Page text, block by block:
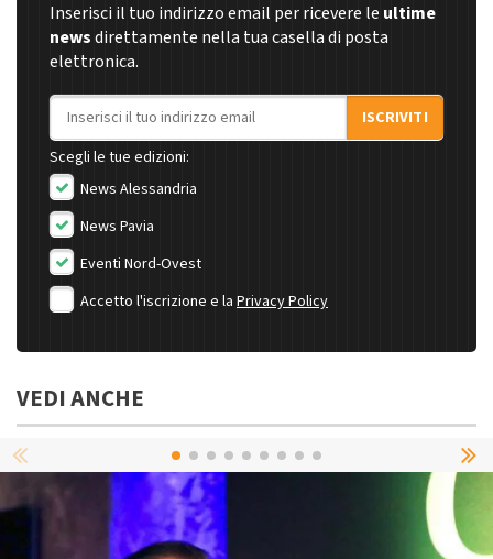
Inserisci il tuo indirizzo email per ricevere le ultime
newsdirettamente nella tua casella di posta
elettronica.
Indirizzo email
ISCRIVITI
Scegli le tue edizioni:
News Alessandria
News Pavia
Eventi Nord-Ovest
Accetto l'iscrizione e la Privacy Policy
VEDI ANCHE